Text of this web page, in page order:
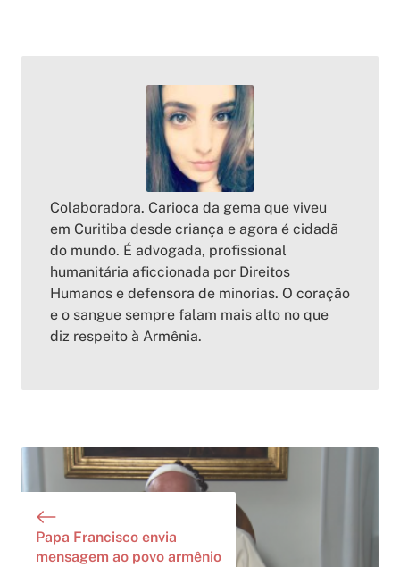
Colaboradora. Carioca da gema que viveu
em Curitiba desde criança e agora é cidadã
do mundo. É advogada, profissional
humanitária aficcionada por Direitos
Humanos e defensora de minorias. O coração
e o sangue sempre falam mais alto no que
diz respeito à Armênia.
Papa Francisco envia
mensagem ao povo armênio